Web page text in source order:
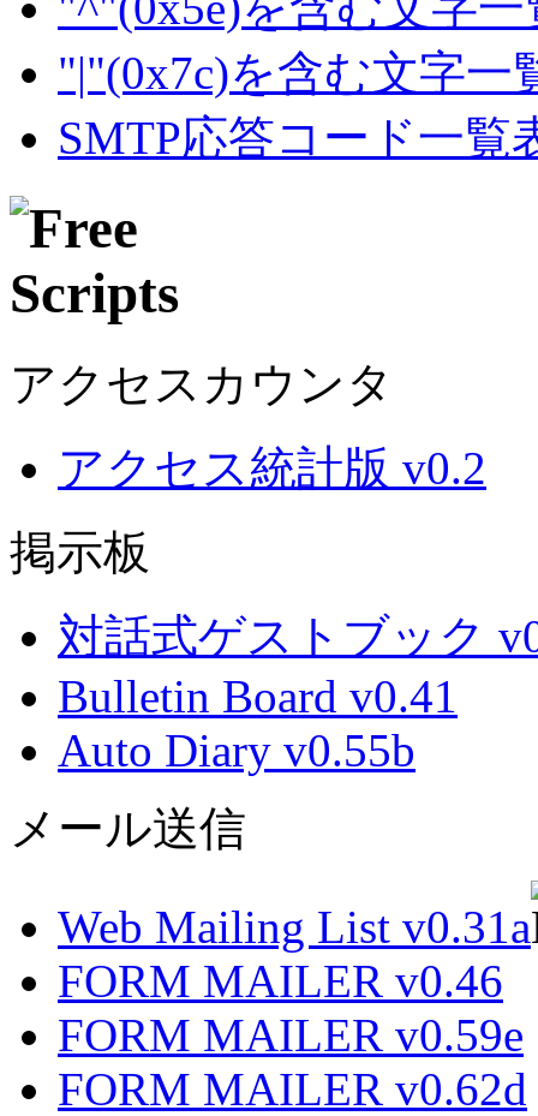
"|"(0x7c)を含む文字一
SMTP応答コード一覧
アクセスカウンタ
アクセス統計版 v0.2
掲示板
対話式ゲストブック
Bulletin Board v0.41
Auto Diary v0.55b
メール送信
Web Mailing List v0.31a
FORM MAILER v0.46
FORM MAILER v0.59e
FORM MAILER v0.62d